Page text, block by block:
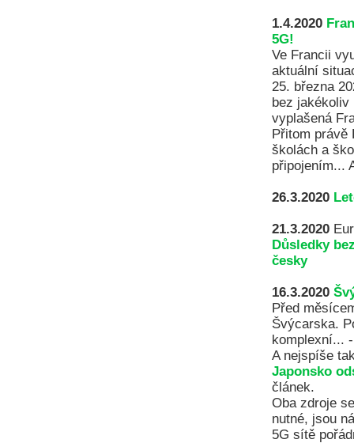
1.4.2020
5G!
Ve Francii
aktuální
25. března
bez jakékoliv
vyplašená
Přitom právě
školách a
připojením...
26.3.2020
21.3.2020
Důsledky
česky
16.3.2020
Před
Švýcarska.
komplexní...
A nejspíše
Japonsko
článek.
Oba zdroje
nutné, jsou
5G sítě